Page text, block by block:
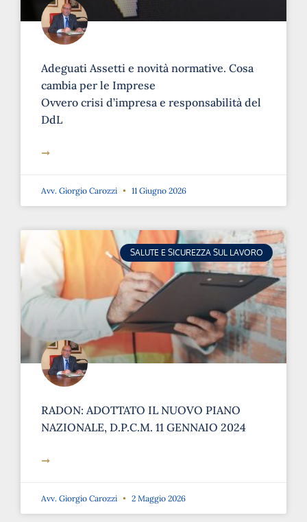
Adeguati Assetti e novità normative. Cosa
cambia per le Imprese
Ovvero crisi d’impresa e responsabilità del
DdL
➞
Avv. Giorgio Carozzi 11 Giugno 2026
SALUTE E SICUREZZA SUL LAVORO
RADON: ADOTTATO IL NUOVO PIANO
NAZIONALE, D.P.C.M. 11 GENNAIO 2024
➞
Avv. Giorgio Carozzi 2 Maggio 2026